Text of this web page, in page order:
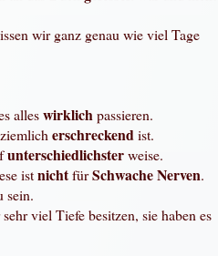
wir ganz genau wie viel Tage
alleswirklichpassieren.
erschreckendist.
unterschiedlichsterweise.
istnichtfürSchwache Nerven.
sein.
viel Tiefe besitzen, sie haben es